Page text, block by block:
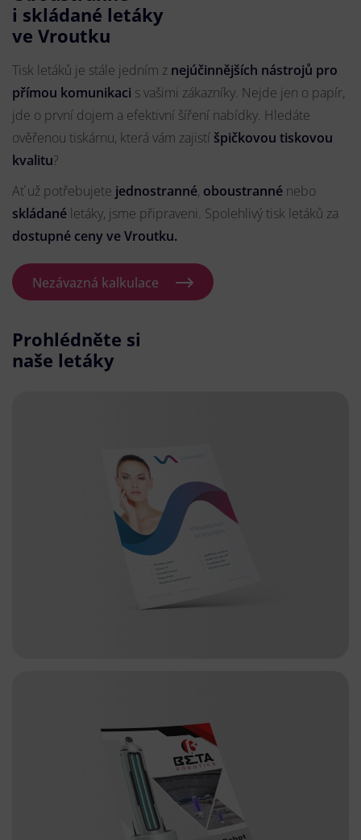
i skládané letáky
ve Vroutku
Tisk letáků je stále jedním z nejúčinnějších nástrojů pro
přímou komunikaci s vašimi zákazníky. Nejde jen o papír,
jde o první dojem a efektivní šíření nabídky. Hledáte
ověřenou tiskárnu, která vám zajistí špičkovou tiskovou
kvalitu?
Ať už potřebujete jednostranné, oboustranné nebo
skládané letáky, jsme připraveni. Spolehlivý tisk letáků za
dostupné ceny ve Vroutku.
Nezávazná kalkulace
Prohlédněte si
naše letáky